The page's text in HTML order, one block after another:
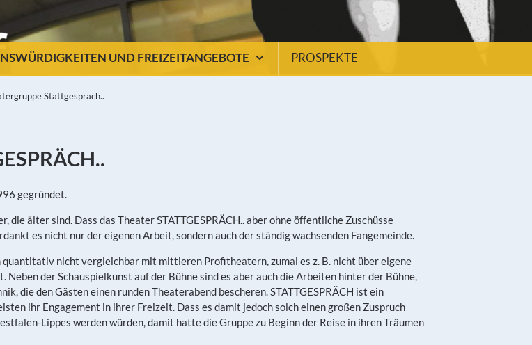
UND FREIZEITANGEBOTE PROSPEKTE
Stattgespräch..
gegründet.
älter sind. Dass das Theater STATTGESPRÄCH.. aber ohne öffentliche Zuschüsse
es nicht nur der eigenen Arbeit, sondern auch der ständig wachsenden Fangemeinde.
nicht vergleichbar mit mittleren Profitheatern, zumal es z. B. nicht über eigene
der Schauspielkunst auf der Bühne sind es aber auch die Arbeiten hinter der Bühne,
die den Gästen einen runden Theaterabend bescheren. STATTGESPRÄCH ist ein
ihr Engagement in ihrer Freizeit. Dass es damit jedoch solch einen großen Zuspruch
Lippes werden würden, damit hatte die Gruppe zu Beginn der Reise in ihren Träumen